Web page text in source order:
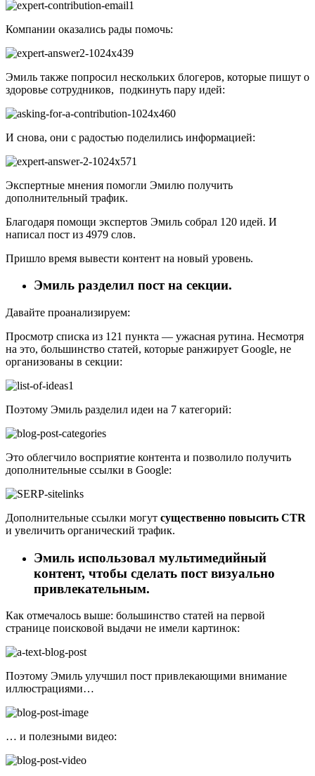
Компании оказались рады помочь:
Эмиль также попросил нескольких блогеров, которые пишут о
здоровье сотрудников, подкинуть пару идей:
И снова, они с радостью поделились информацией:
Экспертные мнения помогли Эмилю получить
дополнительный трафик.
Благодаря помощи экспертов Эмиль собрал 120 идей. И
написал пост из 4979 слов.
Пришло время вывести контент на новый уровень.
Эмиль разделил пост на секции.
Давайте проанализируем:
Просмотр списка из 121 пункта — ужасная рутина. Несмотря
на это, большинство статей, которые ранжирует Google, не
организованы в секции:
Поэтому Эмиль разделил идеи на 7 категорий:
Это облегчило восприятие контента и позволило получить
дополнительные ссылки в Google:
Дополнительные ссылки могут существенно повысить CTR
и увеличить органический трафик.
Эмиль использовал мультимедийный
контент, чтобы сделать пост визуально
привлекательным.
Как отмечалось выше: большинство статей на первой
странице поисковой выдачи не имели картинок:
Поэтому Эмиль улучшил пост привлекающими внимание
иллюстрациями…
… и полезными видео: